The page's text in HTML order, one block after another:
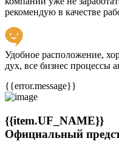
рекомендую в качестве
Удобное расположение,
дух, все бизнес процессы
{{error.message}}
{{item.UF_NAME}}
Официальный